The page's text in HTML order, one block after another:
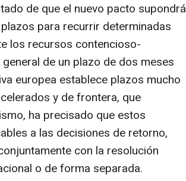
de que el nuevo pacto supondrá
para recurrir determinadas
los recursos contencioso-
de un plazo de dos meses
europea establece plazos mucho
y de frontera, que
ha precisado que estos
a las decisiones de retorno,
con la resolución
o de forma separada.